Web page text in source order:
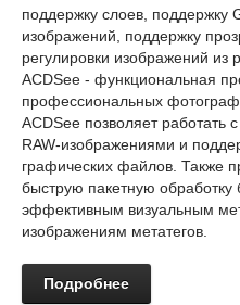
поддержку слоев, поддержку
изображений, поддержку
регулировки изображений из
ACDSee - функциональная
профессиональных
ACDSee позволяет
RAW-изображениями и
графических файлов. Также
быструю пакетную
эффективным визуальным
изображениям метатегов.
Подробнее